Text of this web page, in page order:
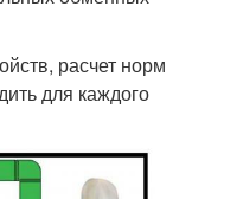
расчет норм
для каждого